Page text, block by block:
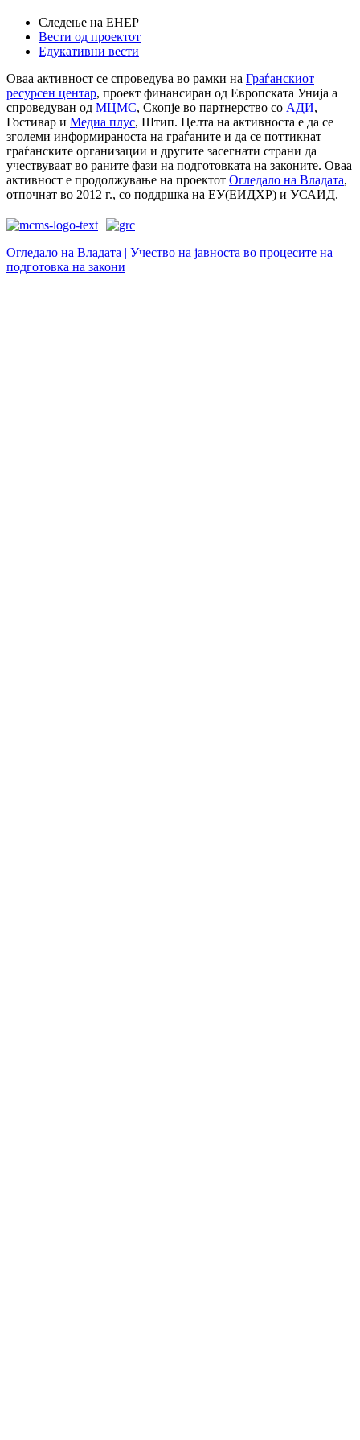
Следење на ЕНЕР
Вести од проектот
Едукативни вести
Оваа активност се спроведува во рамки на Граѓанскиот
ресурсен центар, проект финансиран од Европската Унија а
спроведуван од МЦМС, Скопје во партнерство со АДИ,
Гостивар и Медиа плус, Штип. Целта на активноста е да се
зголеми информираноста на граѓаните и да се поттикнат
граѓанските организации и другите засегнати страни да
учествуваат во раните фази на подготовката на законите. Оваа
активност е продолжување на проектот Огледало на Владата,
отпочнат во 2012 г., со поддршка на ЕУ(ЕИДХР) и УСАИД.
Огледало на Владата | Учество на јавноста во процесите на
подготовка на закони